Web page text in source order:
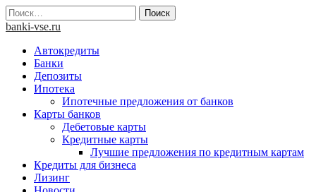
Skip
to
Найти:
banki-vse.ru
Автокредиты
Банки
Депозиты
Ипотека
Ипотечные предложения от банков
Карты банков
Дебетовые карты
Кредитные карты
Лучшие предложения по кредитным картам
Кредиты для бизнеса
Лизинг